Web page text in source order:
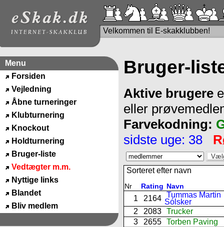
Velkommen til E-skakklubben!
Menu
Forsiden
Vejledning
Åbne turneringer
Klubturnering
Knockout
Holdturnering
Bruger-liste
Vedtægter m.m.
Nyttige links
Blandet
Bliv medlem
Bruger-
Aktive brugere
eller
Farvekodning:
sidste uge: 38
Sorteret efter navn
Nr Rating Navn
1 2164 Tummas Martin
Sólsker
2
2083 Trucker
3
2655 Torben Paving